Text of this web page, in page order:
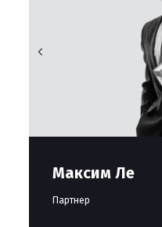
Максим Ле
Партнер